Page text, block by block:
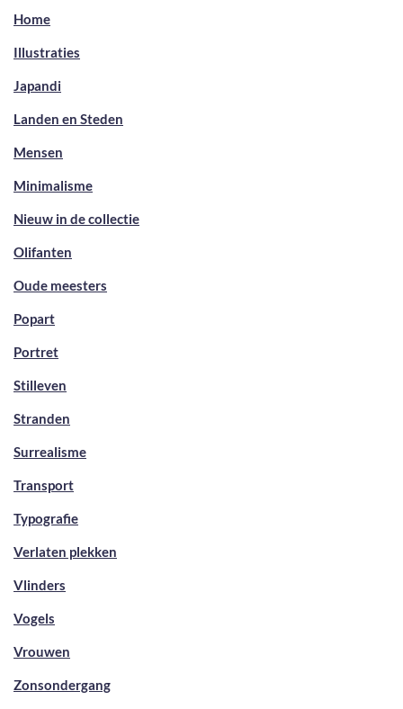
Home
Illustraties
Japandi
Landen en Steden
Mensen
Minimalisme
Nieuw in de collectie
Olifanten
Oude meesters
Popart
Portret
Stilleven
Stranden
Surrealisme
Transport
Typografie
Verlaten plekken
Vlinders
Vogels
Vrouwen
Zonsondergang